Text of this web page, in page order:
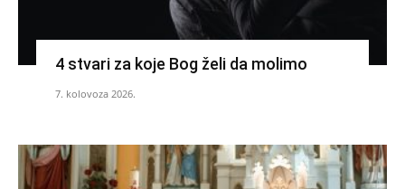
4 stvari za koje Bog želi da molimo
7. kolovoza 2026.